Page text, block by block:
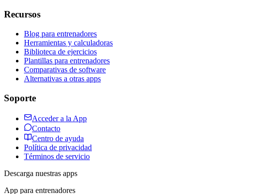
Recursos
Blog para entrenadores
Herramientas y calculadoras
Biblioteca de ejercicios
Plantillas para entrenadores
Comparativas de software
Alternativas a otras apps
Soporte
Acceder a la App
Contacto
Centro de ayuda
Política de privacidad
Términos de servicio
Descarga nuestras apps
App para entrenadores